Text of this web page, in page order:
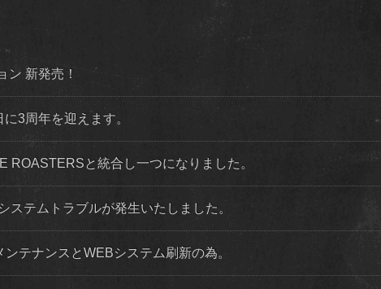
ン 新発売！
3周年を迎えます。
ROASTERSと統合し一つになりました。
テムトラブルが発生いたしました。
テナンスとWEBシステム刷新の為。